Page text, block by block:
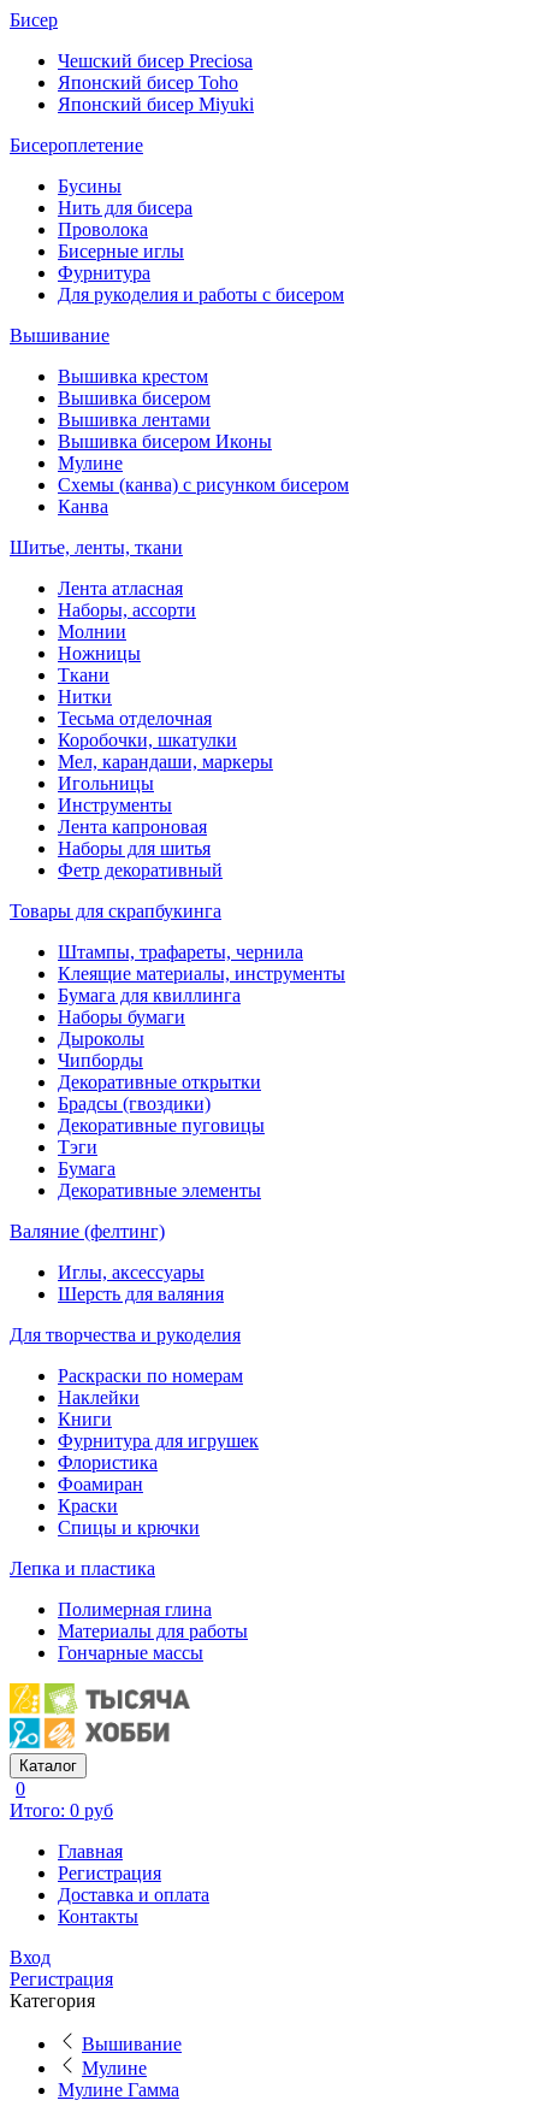
Бисер
Чешский бисер Preciosa
Японский бисер Toho
Японский бисер Miyuki
Бисероплетение
Бусины
Нить для бисера
Проволока
Бисерные иглы
Фурнитура
Для рукоделия и работы с бисером
Вышивание
Вышивка крестом
Вышивка бисером
Вышивка лентами
Вышивка бисером Иконы
Мулине
Схемы (канва) с рисунком бисером
Канва
Шитье, ленты, ткани
Лента атласная
Наборы, ассорти
Молнии
Ножницы
Ткани
Нитки
Тесьма отделочная
Коробочки, шкатулки
Мел, карандаши, маркеры
Игольницы
Инструменты
Лента капроновая
Наборы для шитья
Фетр декоративный
Товары для скрапбукинга
Штампы, трафареты, чернила
Клеящие материалы, инструменты
Бумага для квиллинга
Наборы бумаги
Дыроколы
Чипборды
Декоративные открытки
Брадсы (гвоздики)
Декоративные пуговицы
Тэги
Бумага
Декоративные элементы
Валяние (фелтинг)
Иглы, аксессуары
Шерсть для валяния
Для творчества и рукоделия
Раскраски по номерам
Наклейки
Книги
Фурнитура для игрушек
Флористика
Фоамиран
Краски
Спицы и крючки
Лепка и пластика
Полимерная глина
Материалы для работы
Гончарные массы
Каталог
0
Итого: 0 руб
Главная
Регистрация
Доставка и оплата
Контакты
Вход
Регистрация
Категория
Вышивание
Мулине
Мулине Гамма